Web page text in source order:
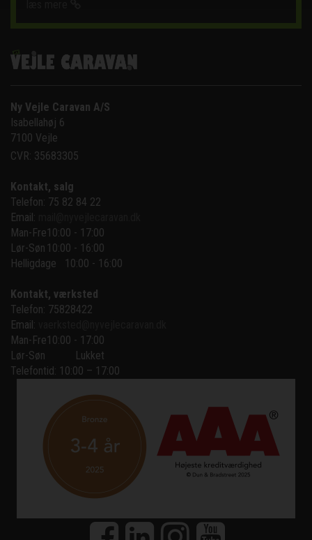
Ny Vejle Caravan A/S
Isabellahøj 6
7100 Vejle
CVR: 35683305
Kontakt, salg
Telefon: 75 82 84 22
Email:
Man-Fre10:00 - 17:00
Lør-Søn 10:00 - 16:00
Helligdage   10:00 - 16:00
Kontakt, værksted
Telefon: 75828422
Email:
Man-Fre10:00 - 17:00
Lør-Søn
Lukket
Telefontid: 10:00 – 17:00